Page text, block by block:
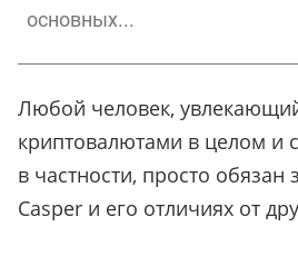
основных...
Любой человек,
криптовалютами в целом и
в частности, просто обязан
Casper и его отличиях от